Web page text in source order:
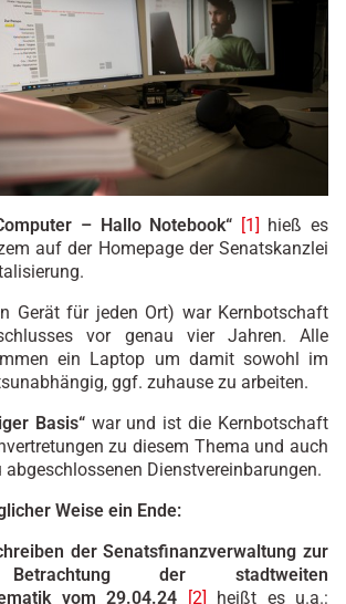
– Hallo Notebook“ [1] hieß es
auf der Homepage der Senatskanzlei
Gerät für jeden Ort) war Kernbotschaft
vor genau vier Jahren. Alle
ein Laptop um damit sowohl im
ggf. zuhause zu arbeiten.
Basis“war und ist die Kernbotschaft
zu diesem Thema und auch
abgeschlossenen Dienstvereinbarungen.
Weise ein Ende:
der Senatsfinanzverwaltung zur
Betrachtung der stadtweiten
vom 29.04.24
[2] heißt es u.a.: